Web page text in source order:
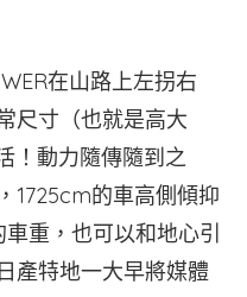
在山路上左拐右
尺寸（也就是高大
！動力隨傳隨到之
1725cm的車高側傾抑
重，也可以和地心引
產特地一大早將媒體